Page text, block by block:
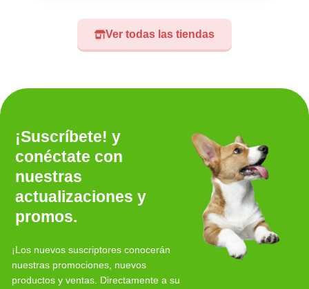
Ver todas las tiendas
¡Suscríbete! y
conéctate con
nuestras
actualizaciones y
promos.
¡Los nuevos suscriptores conocerán
nuestras promociones, nuevos
productos y ventas. Directamente a su